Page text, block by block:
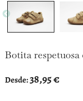
Botita respetuosa
Desde:38,95€